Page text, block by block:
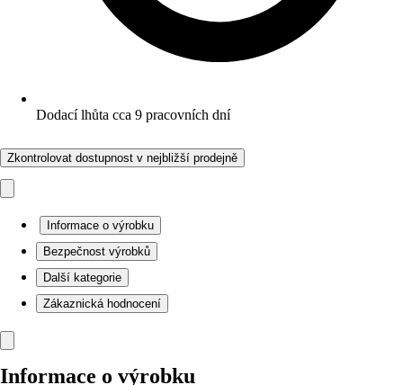
Dodací lhůta cca 9 pracovních dní
Zkontrolovat dostupnost v nejbližší prodejně
Informace o výrobku
Bezpečnost výrobků
Další kategorie
Zákaznická hodnocení
Informace o výrobku